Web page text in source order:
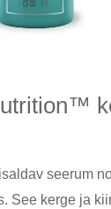
seerum
See kerge ja